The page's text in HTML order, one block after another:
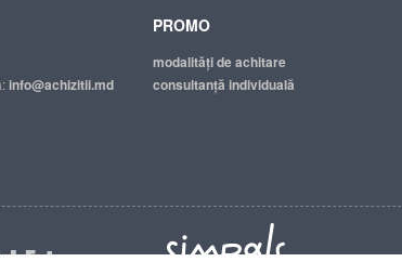
info@achizitii.md
PROMO
modalităţi de achitare
consultanță individuală